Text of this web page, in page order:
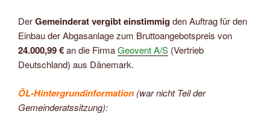
DerGemeinderat vergibt einstimmigden Auftrag für den
Einbau der Abgasanlage zum Bruttoangebotspreis von
24.000,99 €an die FirmaGeovent A/S (Vertrieb
Deutschland) aus Dänemark.
ÖL-Hintergrundinformation (war nicht Teil der
Gemeinderatssitzung):